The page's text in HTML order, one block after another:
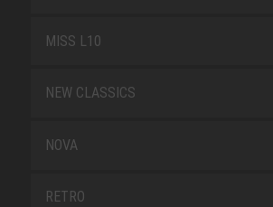
MISS L10
NEW CLASSICS
NOVA
RETRO